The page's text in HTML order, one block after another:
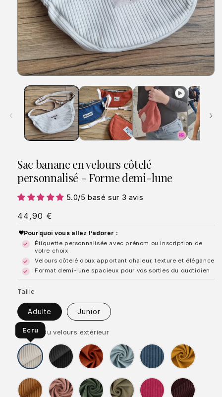
média
dans
une
fenêtre
modale
Sac banane en velours côtelé
personnalisé - Forme demi-lune
5.0/5 basé sur 3 avis
Prix
habituel
44,90 €
Pourquoi vous allez l’adorer :
Étiquette personnalisée avec prénom ou inscription de
votre choix
Velours côtelé doux apportant chaleur, texture et élégance
Format demi-lune spacieux pour vos sorties du quotidien
Taille
Adulte Junior
Coloris du velours extérieur
Ecru
Ecru
Noir Terracotta
Bleu
clair
Bleu
foncé
Jaune
Marron Rose Vert Taupe FramboisePrune